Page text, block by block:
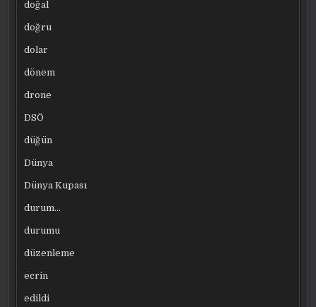
doğal
doğru
dolar
dönem
drone
DSÖ
düğün
Dünya
Dünya Kupası
durum…
durumu
düzenleme
ecrin
edildi